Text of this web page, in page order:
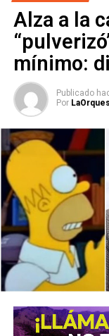
Alza a la
mínimo:
Publicado
Por